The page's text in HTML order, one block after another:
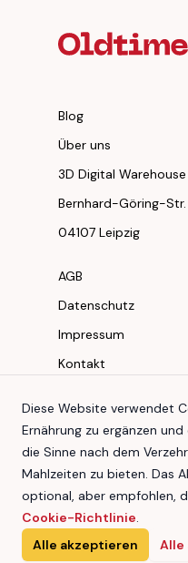
Blog
Über uns
3D Digital
Bernhard-Göring-
04107 Leipzig
AGB
Datenschutz
Impressum
Kontakt
Instagram
Facebook
Youtube
TikTok
3D Digital Warehouse GmbH
Diese Website verwendet
Ernährung zu ergänzen
die Sinne nach dem
Mahlzeiten zu bieten. Das
optional, aber empfohlen,
Cookie-Richtlinie.
Alle akzeptieren
Alle